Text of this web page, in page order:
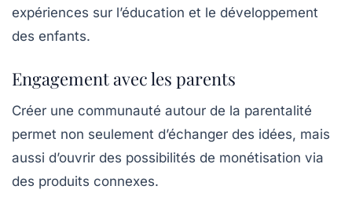
expériences sur l’éducation et le développement
des enfants.
Engagement avec les parents
Créer une communauté autour de la parentalité
permet non seulement d’échanger des idées, mais
aussi d’ouvrir des possibilités de monétisation via
des produits connexes.